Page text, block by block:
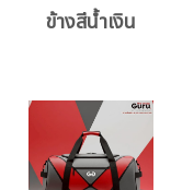
ข้างสีน้ำเงิน